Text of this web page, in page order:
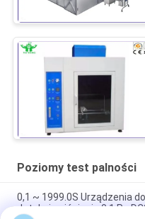
Poziomy test palności
0,1 ~ 1999.0S Urządzenia
detekcją ciśnienia 0,1 Pa